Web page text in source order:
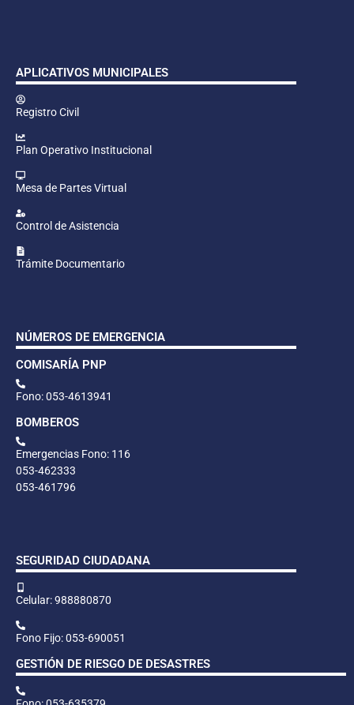
APLICATIVOS MUNICIPALES
Registro Civil
Plan Operativo Institucional
Mesa de Partes Virtual
Control de Asistencia
Trámite Documentario
NÚMEROS DE EMERGENCIA
COMISARÍA PNP
Fono: 053-4613941
BOMBEROS
Emergencias Fono: 116
053-462333
053-461796
SEGURIDAD CIUDADANA
Celular: 988880870
Fono Fijo: 053-690051
GESTIÓN DE RIESGO DE DESASTRES